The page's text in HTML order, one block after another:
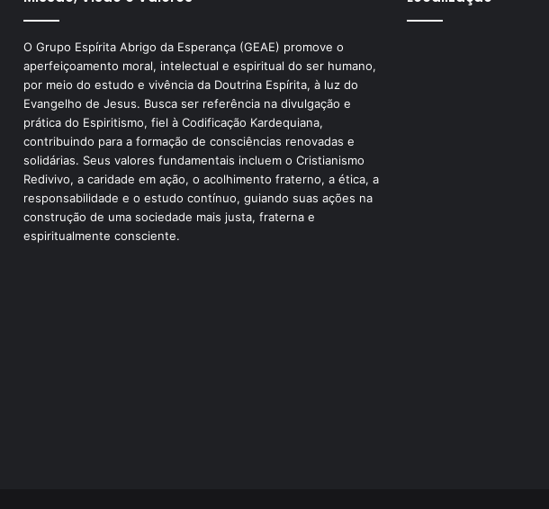
O Grupo Espírita Abrigo da Esperança (GEAE) promove o
aperfeiçoamento moral, intelectual e espiritual do ser humano,
por meio do estudo e vivência da Doutrina Espírita, à luz do
Evangelho de Jesus. Busca ser referência na divulgação e
prática do Espiritismo, fiel à Codificação Kardequiana,
contribuindo para a formação de consciências renovadas e
solidárias. Seus valores fundamentais incluem o Cristianismo
Redivivo, a caridade em ação, o acolhimento fraterno, a ética, a
responsabilidade e o estudo contínuo, guiando suas ações na
construção de uma sociedade mais justa, fraterna e
espiritualmente consciente.